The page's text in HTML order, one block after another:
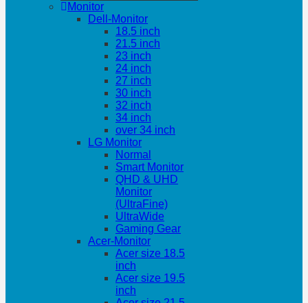
Monitor
Dell-Monitor
18.5 inch
21.5 inch
23 inch
24 inch
27 inch
30 inch
32 inch
34 inch
over 34 inch
LG Monitor
Normal
Smart Monitor
QHD & UHD
Monitor
(UltraFine)
UltraWide
Gaming Gear
Acer-Monitor
Acer size 18.5
inch
Acer size 19.5
inch